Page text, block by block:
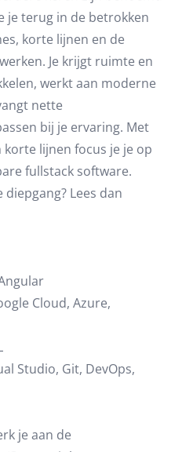
je terug in de betrokken
korte lijnen en de
Je krijgt ruimte en
werkt aan moderne
nette
bij je ervaring. Met
lijnen focus je je op
fullstack software.
Lees dan
Cloud, Azure,
Studio, Git, DevOps,
je aan de